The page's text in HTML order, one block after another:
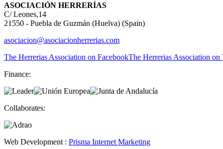
ASOCIACIÓN HERRERÍAS
C/ Leones,14
21550 - Puebla de Guzmán (Huelva) (Spain)
asociacion@asociacionherrerias.com
The Herrerias Association on FacebookThe Herrerias Association on
Finance:
Collaborates:
Web Development : Prisma Internet Marketing